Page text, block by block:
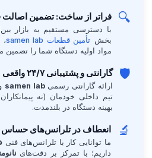
🔍 فراتر از ساخت: تضمین
با دسترسی مستقیم به بازار
بخش تأمین قطعات samen lab
مواد اولیه دستگاه شما را تضمین
🛡️ گارانتی و پشتیبانی ۲۴/۷ واقعی
ارائه گارانتی رسمیsamen lab
تیم داخلی خودمان (نه
بهینه دستگاه در بلندمدت.
🔬 انعطاف در تلرانس‌های حساس
ما توانایی کار با تلرانس‌های فنی
داریم؛ با تمرکز بر دقت‌های